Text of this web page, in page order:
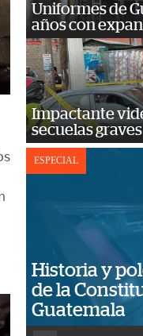
Uniformes de
años con
Impactante
secuelas
ESPECIAL
Historia y
de la
Guatemala